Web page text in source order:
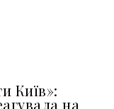
Київ»:
на